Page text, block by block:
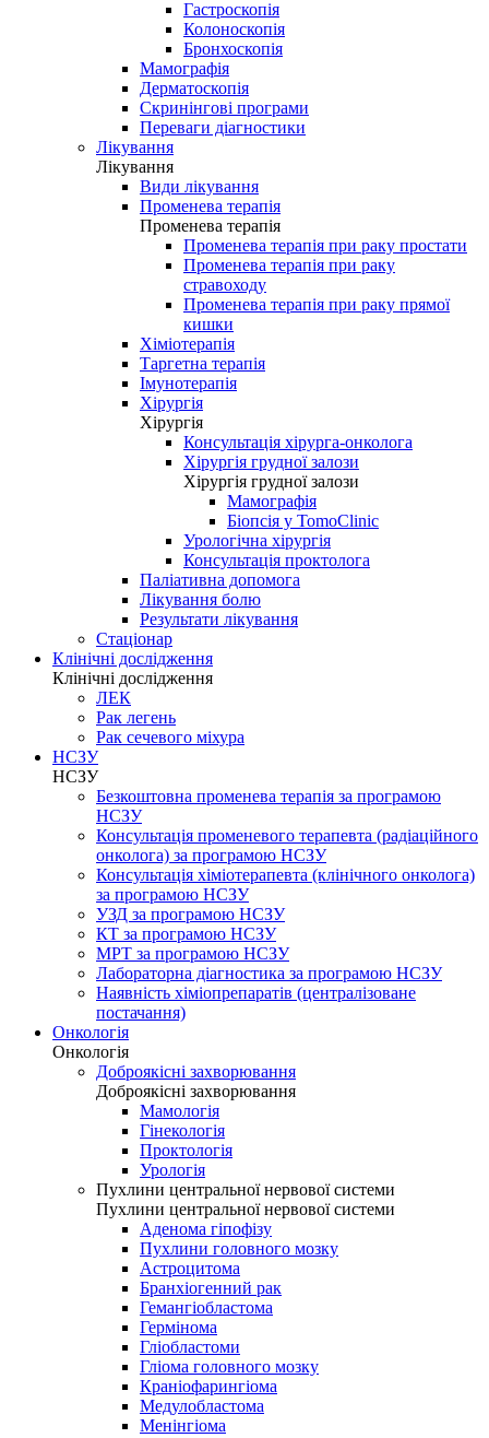
Гастроскопія
Колоноскопія
Бронхоскопія
Мамографія
Дерматоскопія
Скринінгові програми
Переваги діагностики
Лікування
Лікування
Види лікування
Променева терапія
Променева терапія
Променева терапія при раку простати
Променева терапія при раку
стравоходу
Променева терапія при раку прямої
кишки
Хіміотерапія
Таргетна терапія
Імунотерапія
Хірургія
Хірургія
Консультація хірурга-онколога
Хірургія грудної залози
Хірургія грудної залози
Мамографія
Біопсія у TomoClinic
Урологічна хірургія
Консультація проктолога
Паліативна допомога
Лікування болю
Результати лікування
Стаціонар
Клінічні дослідження
Клінічні дослідження
ЛЕК
Рак легень
Рак сечевого міхура
НСЗУ
НСЗУ
Безкоштовна променева терапія за програмою
НСЗУ
Консультація променевого терапевта (радіаційного
онколога) за програмою НСЗУ
Консультація хіміотерапевта (клінічного онколога)
за програмою НСЗУ
УЗД за програмою НСЗУ
КТ за програмою НСЗУ
МРТ за програмою НСЗУ
Лабораторна діагностика за програмою НСЗУ
Наявність хіміопрепаратів (централізоване
постачання)
Онкологія
Онкологія
Доброякісні захворювання
Доброякісні захворювання
Мамологія
Гінекологія
Проктологія
Урологія
Пухлини центральної нервової системи
Пухлини центральної нервової системи
Аденома гіпофізу
Пухлини головного мозку
Астроцитома
Бранхіогенний рак
Гемангіобластома
Гермінома
Гліобластоми
Гліома головного мозку
Краніофарингіома
Медулобластома
Менінгіома